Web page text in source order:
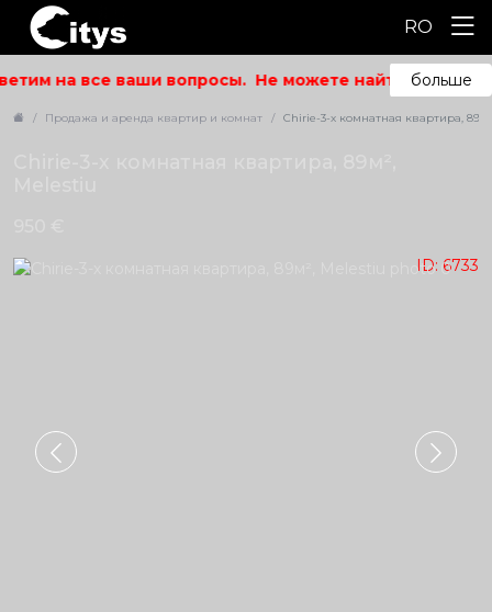
RO
на все ваши вопросы. Не можете найти то, что
больше
Продажа и аренда квартир и комнат Chirie-3-х комнатная квартира,
ID: 6733